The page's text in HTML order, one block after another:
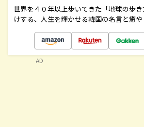
世界を４０年以上歩いてきた「地球の歩
けする、人生を輝かせる韓国の名言と癒
AD